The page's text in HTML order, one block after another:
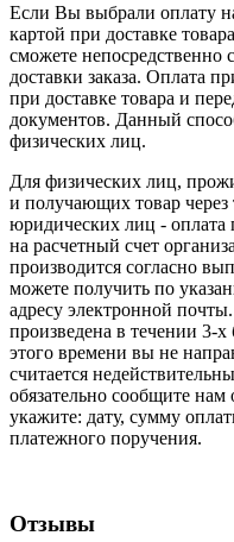
Если Вы выбрали оплату
картой при доставке
сможете непосредственно
доставки заказа. Оплата
при доставке товара и
документов. Данный
физических лиц.
Для физических лиц,
и получающих товар
юридических лиц - оплата
на расчетный счет
производится согласно
можете получить по
адресу электронной
произведена в течении 3-
этого времени вы не
считается
обязательно сообщите
укажите: дату, сумму
платежного поручения.
Отзывы